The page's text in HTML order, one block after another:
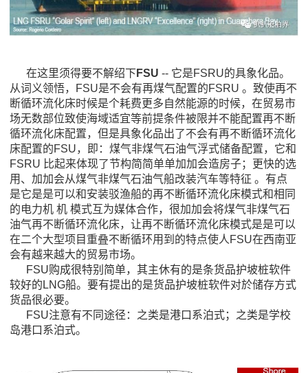
在这里须得要不解绍下FSU -- 它是FSRU的具象化品。
从词义领悟，FSU是不会有再煤气配置的FSRU 。致使再不
断循环流化床时候是个耗费更多自然能源的时候，在贸易市
场无数部位致使海域适宜等前提条件被限并不能配置再不断
循环流化床配置，但是具象化品出了不会有再不断循环流化
床配置的FSU，即：煤气非煤气石油气浮式储备配置，它和
FSRU 比起来体现了节构简简单单加加会造房子；更快的选
用、加加会从煤气非煤气石油气船改装汽车等特征 。有点
是它是是可以和安装驳渔船的再不断循环流化床模式和相同
的电力机 机 模式互为媒体合作，很加加会将煤气非煤气石
油气再不断循环流化床，让再不断循环流化床模式是是可以
在二个大型项目重叠不断循环用到的特点使人FSU在西南亚
会有越来越大的贸易市场。
FSU购成很特别简单，其主休有的是条货品护坡桩软件
较好的LNG船。要有提出的是货品护坡桩软件对於储存方式
货品很必要。
FSU注意有不同途径：之类是港口系泊式；之类是学校
岛港口系泊式。